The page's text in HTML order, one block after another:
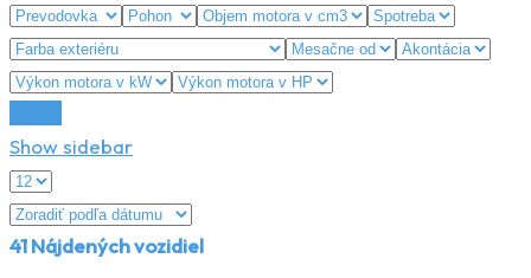
Show sidebar
41Nájdených vozidiel